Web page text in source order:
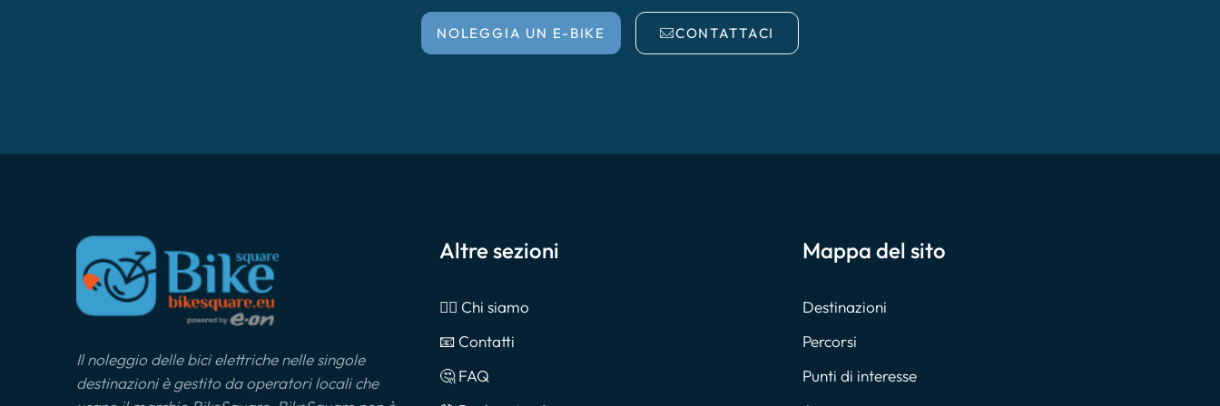
NOLEGGIA UN E-BIKE CONTATTACI
Il noleggio delle bici elettriche nelle singole
destinazioni è gestito da operatori locali che
Altre sezioni
🙎‍♂️ Chi siamo
📧 Contatti
🤔 FAQ
Mappa del sito
Destinazioni
Percorsi
Punti di interesse